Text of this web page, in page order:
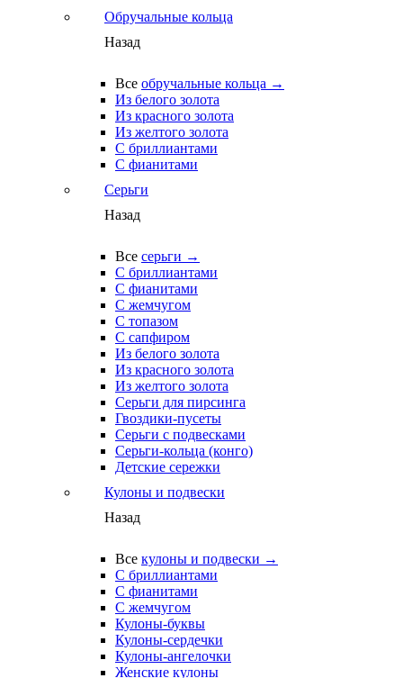
Обручальные кольца
Назад
Все обручальные кольца →
Из белого золота
Из красного золота
Из желтого золота
С бриллиантами
С фианитами
Серьги
Назад
Все серьги →
С бриллиантами
С фианитами
С жемчугом
С топазом
С сапфиром
Из белого золота
Из красного золота
Из желтого золота
Серьги для пирсинга
Гвоздики-пусеты
Серьги с подвесками
Серьги-кольца (конго)
Детские сережки
Кулоны и подвески
Назад
Все кулоны и подвески →
С бриллиантами
С фианитами
С жемчугом
Кулоны-буквы
Кулоны-сердечки
Кулоны-ангелочки
Женские кулоны